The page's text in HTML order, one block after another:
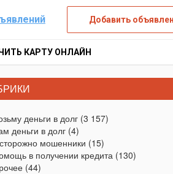
Добавить
КАРТУ ОНЛАЙН
деньги в долг(3 157)
деньги в долг(4)
мошенники (15)
в получении кредита(130)
(44)